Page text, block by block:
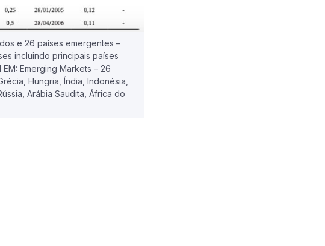
e 26 países emergentes –
incluindo principais países
Emerging Markets – 26
Hungria, Índia, Indonésia,
Arábia Saudita, África do